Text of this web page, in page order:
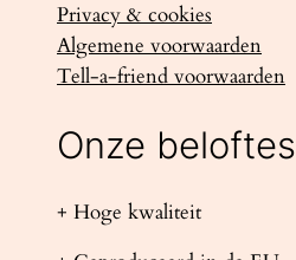
Privacy & cookies
Algemene voorwaarden
Tell-a-friend voorwaarden
Onze beloftes
+ Hoge kwaliteit